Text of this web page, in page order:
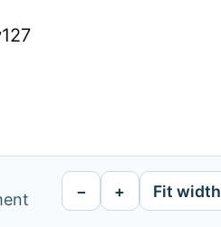
− + Fit width